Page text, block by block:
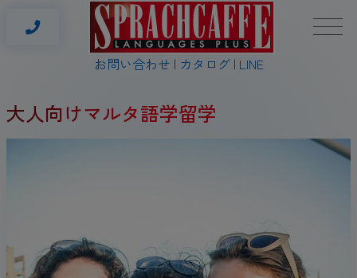
お問い合わせ カタログ LINE
大人向けマルタ語学留学